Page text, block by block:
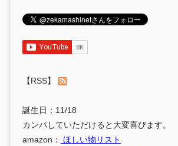
【RSS】
誕生日：11/18
カンパしていただけると大変喜びます。
amazon：
ほしい物リスト